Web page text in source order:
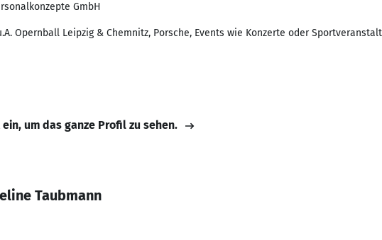
GmbH
Opernball Leipzig & Chemnitz, Porsche, Events wie Konzerte oder
um das ganze Profil zu sehen.
Taubmann